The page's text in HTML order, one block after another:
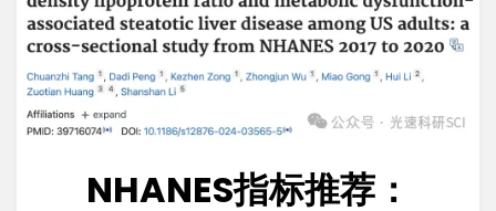
NHANES指标推荐：